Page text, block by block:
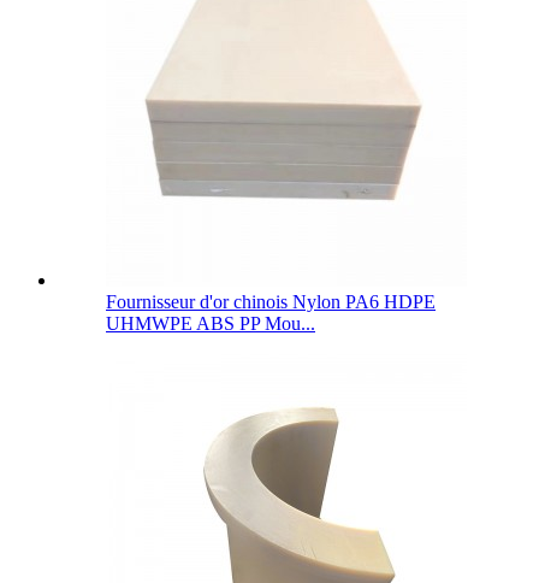
Fournisseur d'or chinois Nylon PA6 HDPE
UHMWPE ABS PP Mou...